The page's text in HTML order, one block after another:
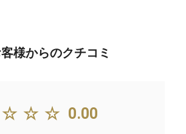
様からのクチコミ
0.00